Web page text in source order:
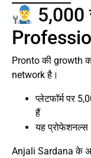
5,000
Pronto की growth
network है।
प्लेटफॉर्म पर
हैं
यह
Anjali Sardana के